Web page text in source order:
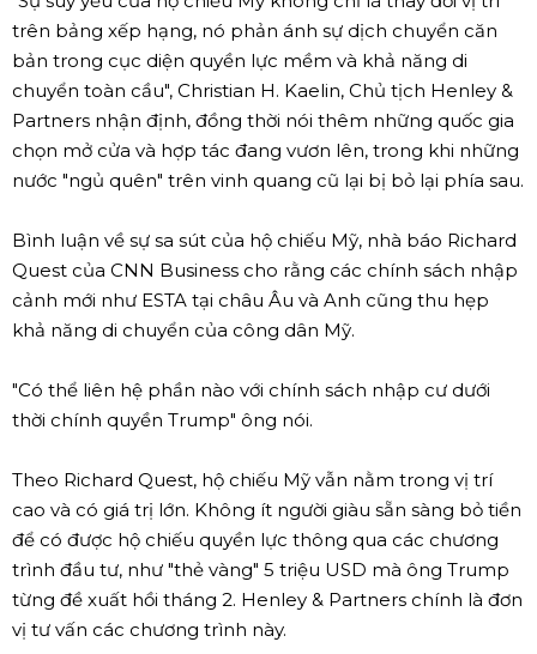
trên bảng xếp hạng, nó phản ánh sự dịch chuyển căn
bản trong cục diện quyền lực mềm và khả năng di
chuyển toàn cầu", Christian H. Kaelin, Chủ tịch Henley &
Partners nhận định, đồng thời nói thêm những quốc gia
chọn mở cửa và hợp tác đang vươn lên, trong khi những
nước "ngủ quên" trên vinh quang cũ lại bị bỏ lại phía sau.
Bình luận về sự sa sút của hộ chiếu Mỹ, nhà báo Richard
Quest của CNN Business cho rằng các chính sách nhập
cảnh mới như ESTA tại châu Âu và Anh cũng thu hẹp
khả năng di chuyển của công dân Mỹ.
"Có thể liên hệ phần nào với chính sách nhập cư dưới
thời chính quyền Trump" ông nói.
Theo Richard Quest, hộ chiếu Mỹ vẫn nằm trong vị trí
cao và có giá trị lớn. Không ít người giàu sẵn sàng bỏ tiền
để có được hộ chiếu quyền lực thông qua các chương
trình đầu tư, như "thẻ vàng" 5 triệu USD mà ông Trump
từng đề xuất hồi tháng 2. Henley & Partners chính là đơn
vị tư vấn các chương trình này.